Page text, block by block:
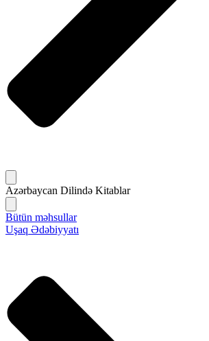
Azərbaycan Dilində Kitablar
Bütün məhsullar
Uşaq Ədəbiyyatı